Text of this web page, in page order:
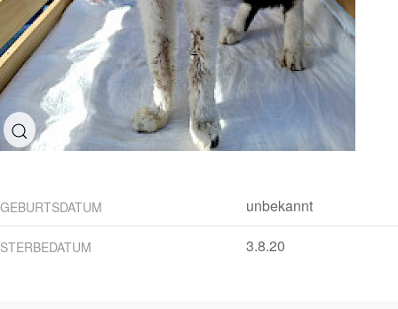
GEBURTSDATUM unbekannt
STERBEDATUM 3.8.20